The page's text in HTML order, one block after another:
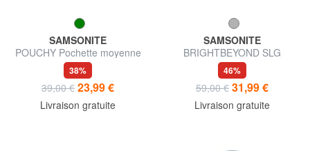
SAMSONITE
POUCHY Pochette moyenne
à 3 compartiments
38%
39,00 € 23,99 €
Livraison gratuite
SAMSONITE
BRIGHTBEYOND SLG
Portefeuille pour femme
46%
59,00 € 31,99 €
Livraison gratuite